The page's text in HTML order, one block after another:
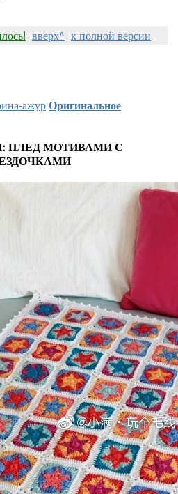
вверх^ к полной версии
ажурОригинальное
ПЛЕД МОТИВАМИ С